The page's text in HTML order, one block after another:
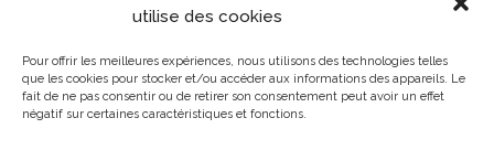
utilise des cookies
Pour offrir les meilleures expériences, nous utilisons des technologies telles
que les cookies pour stocker et/ou accéder aux informations des appareils. Le
fait de ne pas consentir ou de retirer son consentement peut avoir un effet
négatif sur certaines caractéristiques et fonctions.
Nos partenaires
Le cinéma La Fogata